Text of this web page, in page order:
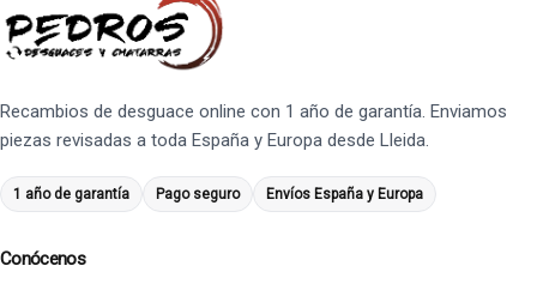
Recambios de desguace online con 1 año de garantía. Enviamos
piezas revisadas a toda España y Europa desde Lleida.
1 año de garantía Pago seguro Envíos España y Europa
Conócenos